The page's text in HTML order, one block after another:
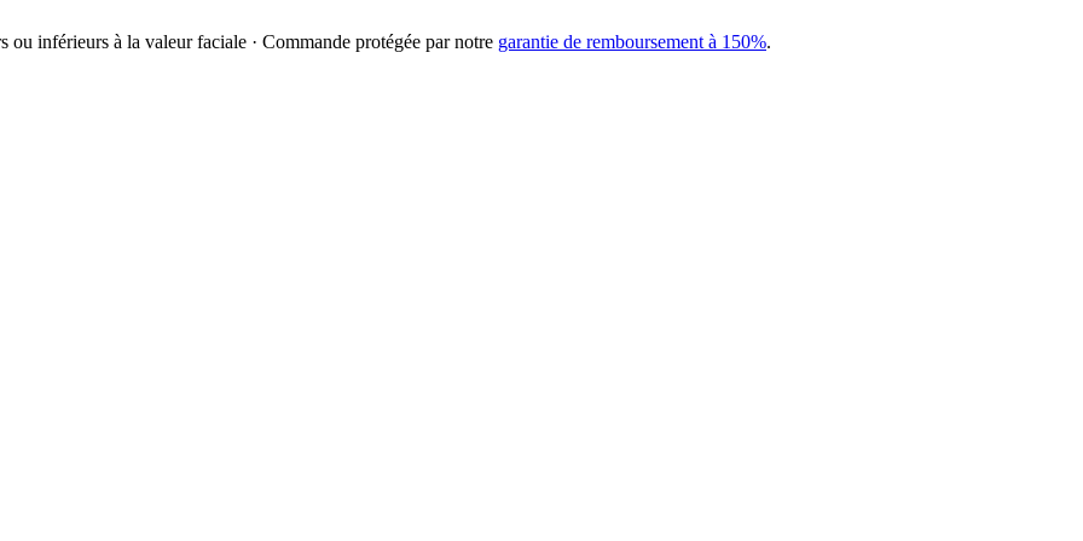
inférieurs à la valeur faciale · Commande protégée par notre garantie de remboursement à 150%.